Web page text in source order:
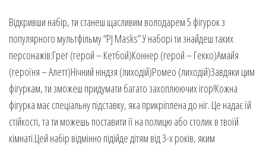
Відкривши набір, ти станеш щасливим володарем 5 фігурок з
популярного мультфільму “PJ Masks”.У наборі ти знайдеш таких
персонажів:Грег (герой – Кетбой)Коннер (герой – Гекко)Амайя
(героїня – Алетт)Нічний ніндзя (лиходій)Ромео (лиходій)Завдяки цим
фігуркам, ти зможеш придумати багато захоплюючих ігор!Кожна
фігурка має спеціальну підставку, яка прикріплена до ніг. Це надає їй
стійкості, та ти можешь поставити її на полицю або столик в твоїй
кімнаті.Цей набір відмінно підійде дітям від 3-х років, яким